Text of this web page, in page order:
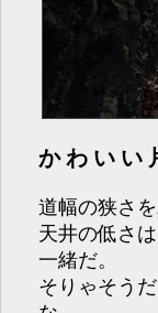
かわいい
道幅の狭さ
天井の低さ
一緒だ。
そりゃそう